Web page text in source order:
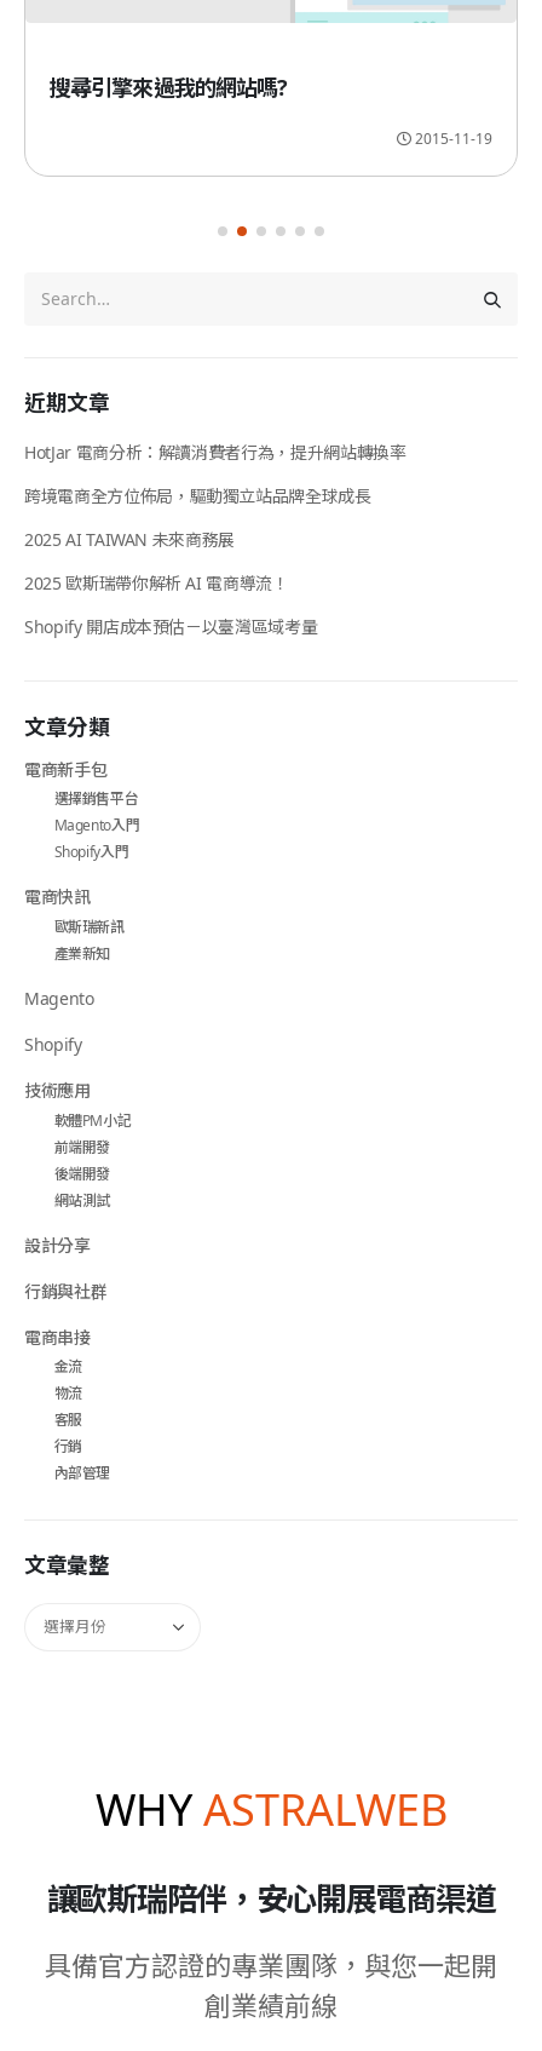
2015-11-19
搜尋引擎來過我的網站嗎?
近期文章
HotJar 電商分析：解讀消費者行為，提升網站轉換率
跨境電商全方位佈局，驅動獨立站品牌全球成長
2025 AI TAIWAN 未來商務展
2025 歐斯瑞帶你解析 AI 電商導流！
Shopify 開店成本預估－以臺灣區域考量
文章分類
電商新手包
選擇銷售平台
Magento入門
Shopify入門
電商快訊
歐斯瑞新訊
產業新知
Magento
Shopify
技術應用
軟體PM小記
前端開發
後端開發
網站測試
設計分享
行銷與社群
電商串接
金流
物流
客服
行銷
內部管理
文章彙整
WHYASTRALWEB
讓歐斯瑞陪伴，安心開展電商渠道
具備官方認證的專業團隊，與您一起開
創業績前線